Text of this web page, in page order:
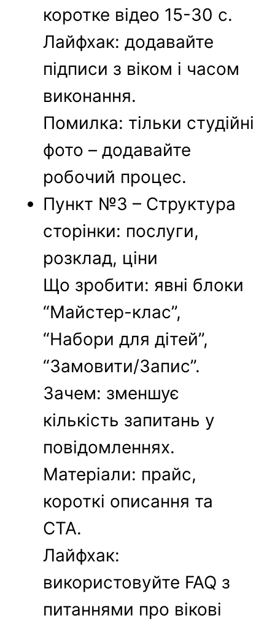
коротке відео 15-30 с.
Лайфхак: додавайте
підписи з віком і часом
виконання.
Помилка: тільки студійні
фото – додавайте
робочий процес.
Пункт №3 – Структура
сторінки: послуги,
розклад, ціни
Що зробити: явні блоки
“Майстер-клас”,
“Набори для дітей”,
“Замовити/Запис”.
Зачем: зменшує
кількість запитань у
повідомленнях.
Матеріали: прайс,
короткі описання та
CTA.
Лайфхак:
використовуйте FAQ з
питаннями про вікові